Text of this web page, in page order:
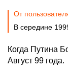
От
В середине
Когда Путина
Август 99 года.